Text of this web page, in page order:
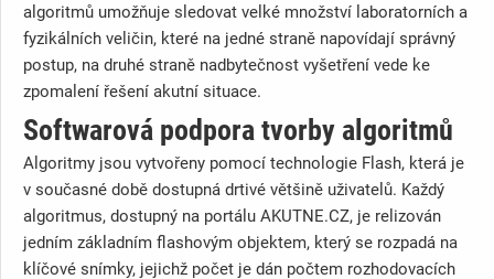
algoritmů umožňuje sledovat velké množství laboratorních a
fyzikálních veličin, které na jedné straně napovídají správný
postup, na druhé straně nadbytečnost vyšetření vede ke
zpomalení řešení akutní situace.
Softwarová podpora tvorby algoritmů
Algoritmy jsou vytvořeny pomocí technologie Flash, která je
v současné době dostupná drtivé většině uživatelů. Každý
algoritmus, dostupný na portálu AKUTNE.CZ, je relizován
jedním základním flashovým objektem, který se rozpadá na
klíčové snímky, jejichž počet je dán počtem rozhodovacích